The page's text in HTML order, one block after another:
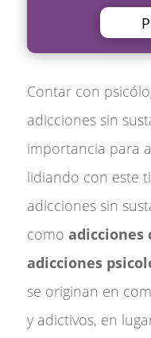
Contar con
adicciones sin
importancia para
lidiando con este
adicciones sin
como adicciones
adicciones
se originan en
y adictivos, en